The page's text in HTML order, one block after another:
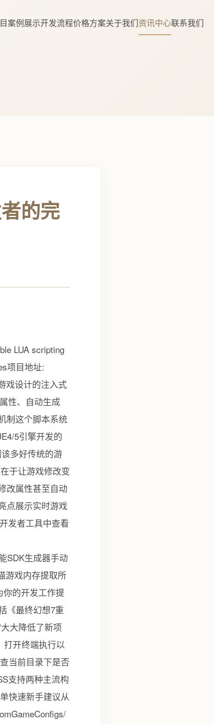
案例展示开发流程价格方案关于我们资讯中心联系我们
的完
LUA scripting
项目地址:
戏设计的注入式
性、自动生成
制这个脚本系统
5引擎开发的
多好传统的游
于让游戏修改变
改属性甚至自动
点展示实时游戏
发者工具中查看
SDK生成器手动
游戏内存提取所
的开发工作提
《最终幻想7重
大降低了新项
打开终端执行以
当前目录下是否
支持两种主流构
快速新手建议从